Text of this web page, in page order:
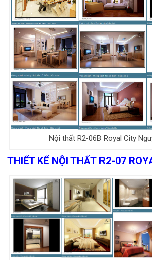
Nội thất R2-06B Royal City
THIẾT KẾ NỘI THẤT R2-07